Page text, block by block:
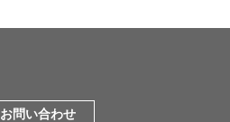
お問い合わせ